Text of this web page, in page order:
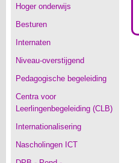
Hoger onderwijs
Besturen
Internaten
Niveau-overstijgend
Pedagogische begeleiding
Centra voor
Leerlingenbegeleiding (CLB)
Internationalisering
Nascholingen ICT